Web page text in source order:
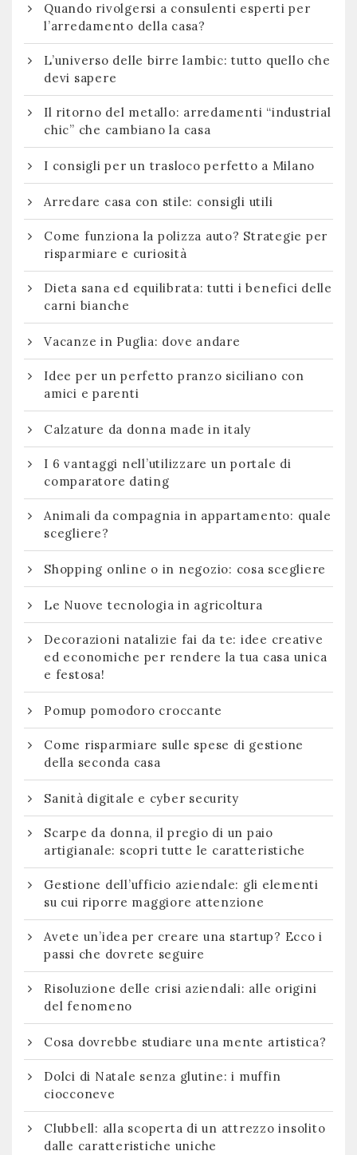
Quando rivolgersi a consulenti esperti per
l’arredamento della casa?
L’universo delle birre lambic: tutto quello che
devi sapere
Il ritorno del metallo: arredamenti “industrial
chic” che cambiano la casa
I consigli per un trasloco perfetto a Milano
Arredare casa con stile: consigli utili
Come funziona la polizza auto? Strategie per
risparmiare e curiosità
Dieta sana ed equilibrata: tutti i benefici delle
carni bianche
Vacanze in Puglia: dove andare
Idee per un perfetto pranzo siciliano con
amici e parenti
Calzature da donna made in italy
I 6 vantaggi nell’utilizzare un portale di
comparatore dating
Animali da compagnia in appartamento: quale
scegliere?
Shopping online o in negozio: cosa scegliere
Le Nuove tecnologia in agricoltura
Decorazioni natalizie fai da te: idee creative
ed economiche per rendere la tua casa unica
e festosa!
Pomup pomodoro croccante
Come risparmiare sulle spese di gestione
della seconda casa
Sanità digitale e cyber security
Scarpe da donna, il pregio di un paio
artigianale: scopri tutte le caratteristiche
Gestione dell’ufficio aziendale: gli elementi
su cui riporre maggiore attenzione
Avete un’idea per creare una startup? Ecco i
passi che dovrete seguire
Risoluzione delle crisi aziendali: alle origini
del fenomeno
Cosa dovrebbe studiare una mente artistica?
Dolci di Natale senza glutine: i muffin
ciocconeve
Clubbell: alla scoperta di un attrezzo insolito
dalle caratteristiche uniche